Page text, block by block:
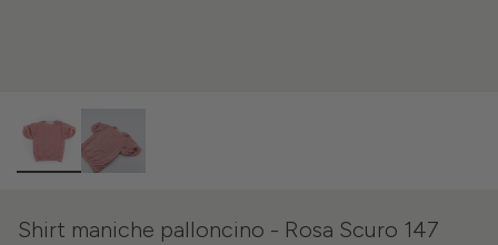
Shirt maniche palloncino - Rosa Scuro 147